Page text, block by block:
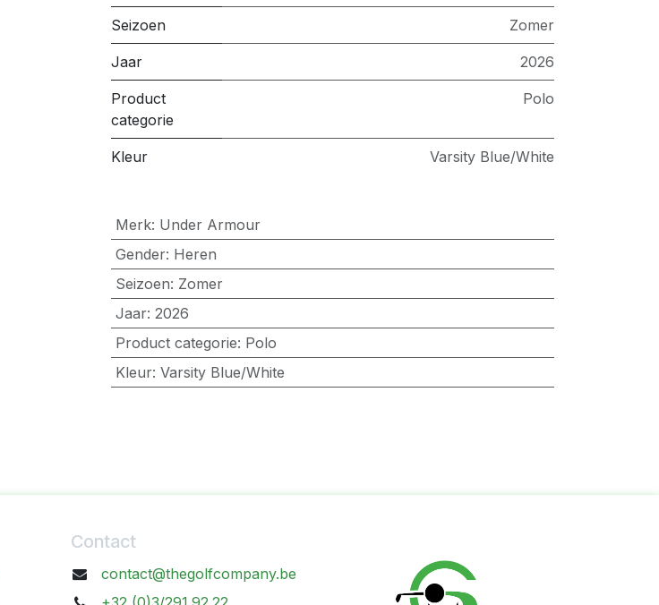
Seizoen Zomer
Jaar 2026
Product
categorie
Polo
Kleur Varsity Blue/White
Merk: Under Armour
Gender: Heren
Seizoen: Zomer
Jaar: 2026
Product categorie: Polo
Kleur: Varsity Blue/White
Contact
contact@thegolfcompany.be